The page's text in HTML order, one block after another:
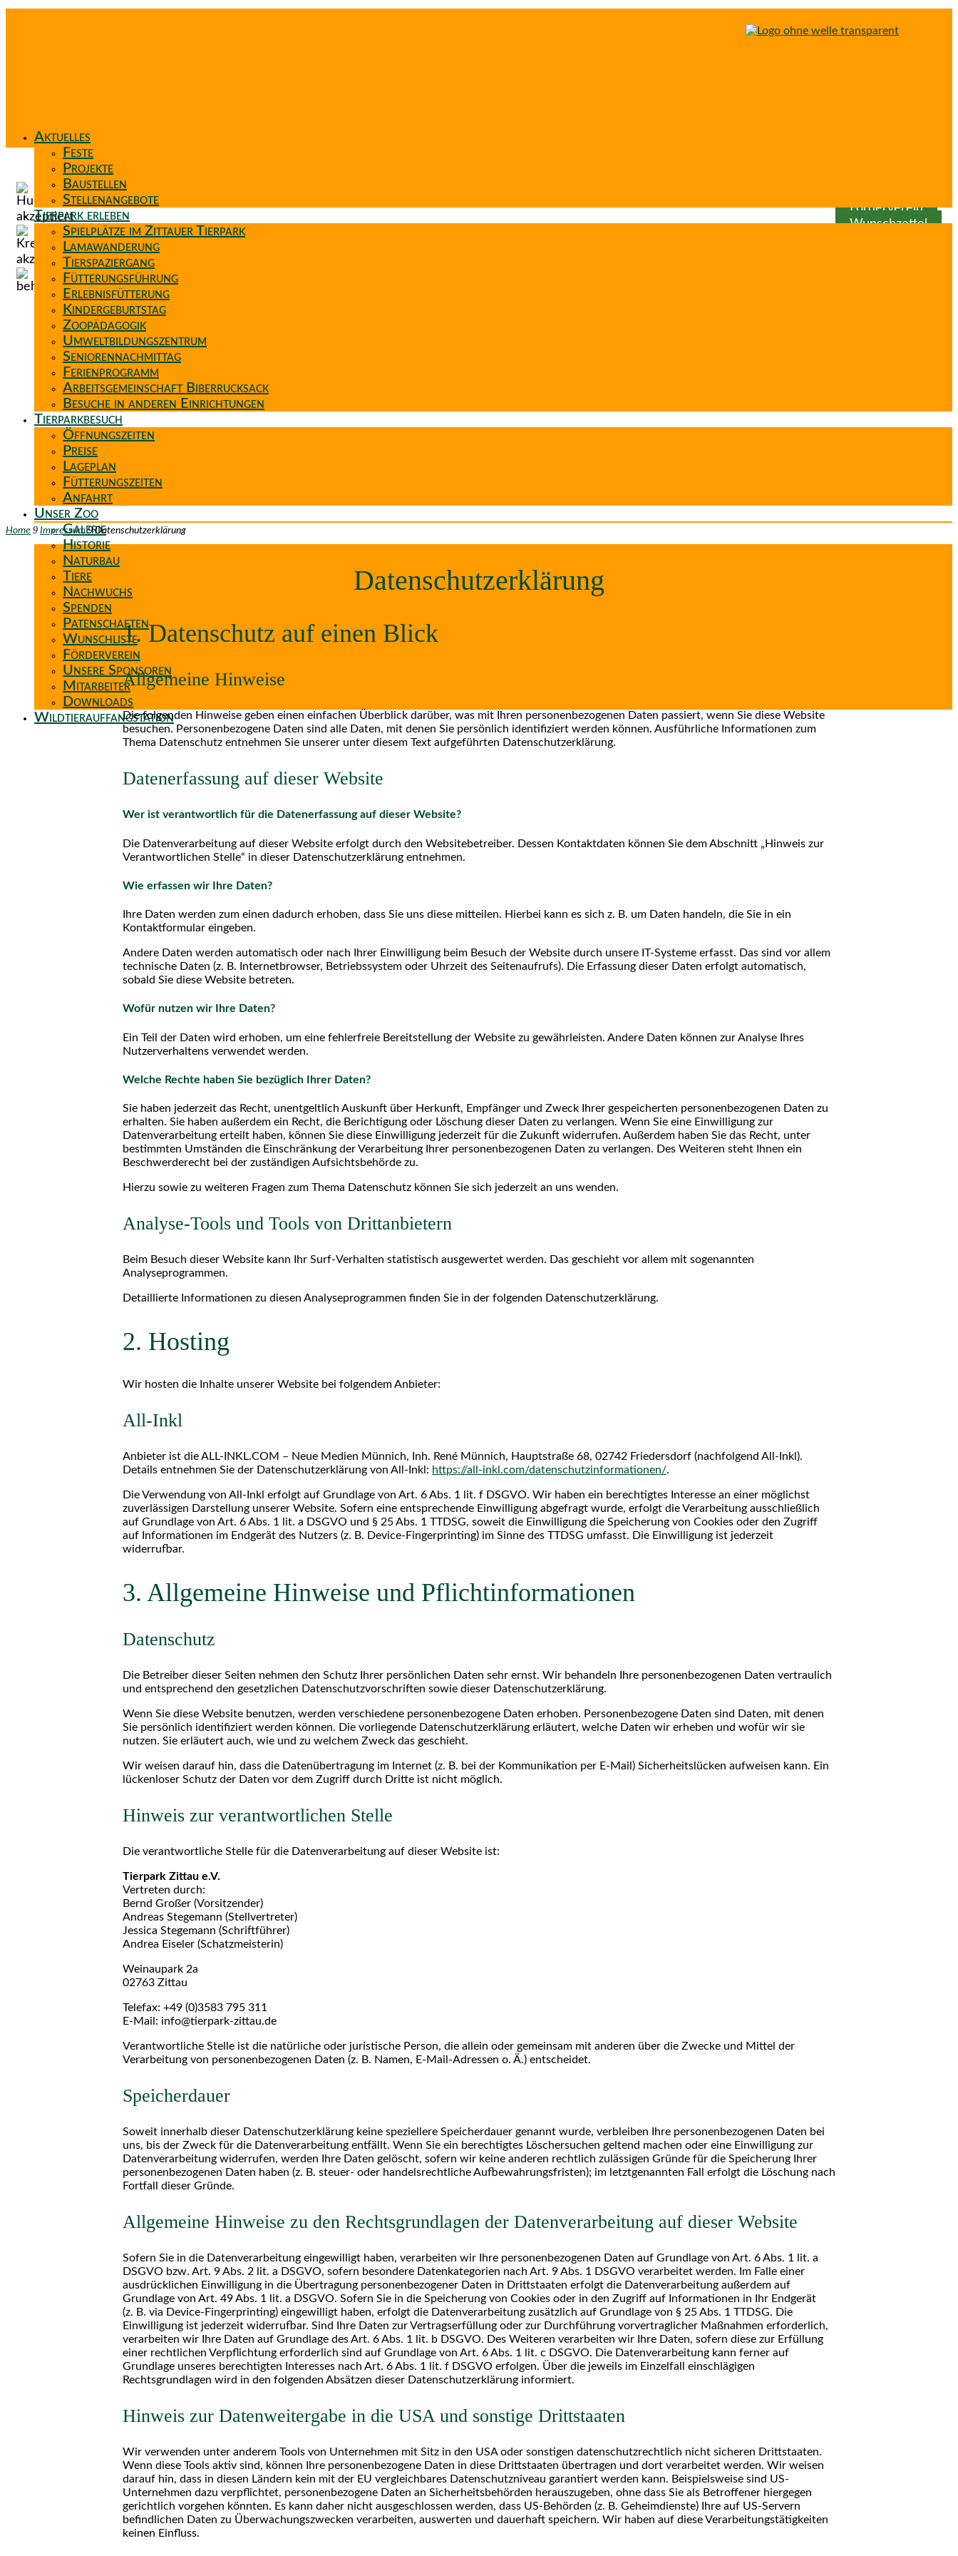
Aktuelles
Feste
Projekte
Baustellen
Stellenangebote
Tierpark erleben
Spielplätze im Zittauer Tierpark
Lamawanderung
Tierspaziergang
Fütterungsführung
Erlebnisfütterung
Kindergeburtstag
Zoopädagogik
Umweltbildungszentrum
Seniorennachmittag
Ferienprogramm
Arbeitsgemeinschaft Biberrucksack
Besuche in anderen Einrichtungen
Tierparkbesuch
Öffnungszeiten
Preise
Lageplan
Fütterungszeiten
Anfahrt
Unser Zoo
Galerie
Historie
Naturbau
Tiere
Nachwuchs
Spenden
Patenschaften
Wunschliste
Förderverein
Unsere Sponsoren
Mitarbeiter
Downloads
Wildtierauffangstation
Förderverein
Wunschzettel
Home 9 Impressum 9 Datenschutzerklärung
Datenschutzerklärung
1. Datenschutz auf einen Blick
Allgemeine Hinweise
Die folgenden Hinweise geben einen einfachen Überblick darüber, was mit Ihren personenbezogenen Daten passiert, wenn Sie diese Website
besuchen. Personenbezogene Daten sind alle Daten, mit denen Sie persönlich identifiziert werden können. Ausführliche Informationen zum
Thema Datenschutz entnehmen Sie unserer unter diesem Text aufgeführten Datenschutzerklärung.
Datenerfassung auf dieser Website
Wer ist verantwortlich für die Datenerfassung auf dieser Website?
Die Datenverarbeitung auf dieser Website erfolgt durch den Websitebetreiber. Dessen Kontaktdaten können Sie dem Abschnitt „Hinweis zur
Verantwortlichen Stelle“ in dieser Datenschutzerklärung entnehmen.
Wie erfassen wir Ihre Daten?
Ihre Daten werden zum einen dadurch erhoben, dass Sie uns diese mitteilen. Hierbei kann es sich z. B. um Daten handeln, die Sie in ein
Kontaktformular eingeben.
Andere Daten werden automatisch oder nach Ihrer Einwilligung beim Besuch der Website durch unsere IT-Systeme erfasst. Das sind vor allem
technische Daten (z. B. Internetbrowser, Betriebssystem oder Uhrzeit des Seitenaufrufs). Die Erfassung dieser Daten erfolgt automatisch,
sobald Sie diese Website betreten.
Wofür nutzen wir Ihre Daten?
Ein Teil der Daten wird erhoben, um eine fehlerfreie Bereitstellung der Website zu gewährleisten. Andere Daten können zur Analyse Ihres
Nutzerverhaltens verwendet werden.
Welche Rechte haben Sie bezüglich Ihrer Daten?
Sie haben jederzeit das Recht, unentgeltlich Auskunft über Herkunft, Empfänger und Zweck Ihrer gespeicherten personenbezogenen Daten zu
erhalten. Sie haben außerdem ein Recht, die Berichtigung oder Löschung dieser Daten zu verlangen. Wenn Sie eine Einwilligung zur
Datenverarbeitung erteilt haben, können Sie diese Einwilligung jederzeit für die Zukunft widerrufen. Außerdem haben Sie das Recht, unter
bestimmten Umständen die Einschränkung der Verarbeitung Ihrer personenbezogenen Daten zu verlangen. Des Weiteren steht Ihnen ein
Beschwerderecht bei der zuständigen Aufsichtsbehörde zu.
Hierzu sowie zu weiteren Fragen zum Thema Datenschutz können Sie sich jederzeit an uns wenden.
Analyse-Tools und Tools von Dritt­anbietern
Beim Besuch dieser Website kann Ihr Surf-Verhalten statistisch ausgewertet werden. Das geschieht vor allem mit sogenannten
Analyseprogrammen.
Detaillierte Informationen zu diesen Analyseprogrammen finden Sie in der folgenden Datenschutzerklärung.
2. Hosting
Wir hosten die Inhalte unserer Website bei folgendem Anbieter:
All-Inkl
Anbieter ist die ALL-INKL.COM – Neue Medien Münnich, Inh. René Münnich, Hauptstraße 68, 02742 Friedersdorf (nachfolgend All-Inkl).
Details entnehmen Sie der Datenschutzerklärung von All-Inkl: https://all-inkl.com/datenschutzinformationen/.
Die Verwendung von All-Inkl erfolgt auf Grundlage von Art. 6 Abs. 1 lit. f DSGVO. Wir haben ein berechtigtes Interesse an einer möglichst
zuverlässigen Darstellung unserer Website. Sofern eine entsprechende Einwilligung abgefragt wurde, erfolgt die Verarbeitung ausschließlich
auf Grundlage von Art. 6 Abs. 1 lit. a DSGVO und § 25 Abs. 1 TTDSG, soweit die Einwilligung die Speicherung von Cookies oder den Zugriff
auf Informationen im Endgerät des Nutzers (z. B. Device-Fingerprinting) im Sinne des TTDSG umfasst. Die Einwilligung ist jederzeit
widerrufbar.
3. Allgemeine Hinweise und Pflicht­informationen
Datenschutz
Die Betreiber dieser Seiten nehmen den Schutz Ihrer persönlichen Daten sehr ernst. Wir behandeln Ihre personenbezogenen Daten vertraulich
und entsprechend den gesetzlichen Datenschutzvorschriften sowie dieser Datenschutzerklärung.
Wenn Sie diese Website benutzen, werden verschiedene personenbezogene Daten erhoben. Personenbezogene Daten sind Daten, mit denen
Sie persönlich identifiziert werden können. Die vorliegende Datenschutzerklärung erläutert, welche Daten wir erheben und wofür wir sie
nutzen. Sie erläutert auch, wie und zu welchem Zweck das geschieht.
Wir weisen darauf hin, dass die Datenübertragung im Internet (z. B. bei der Kommunikation per E-Mail) Sicherheitslücken aufweisen kann. Ein
lückenloser Schutz der Daten vor dem Zugriff durch Dritte ist nicht möglich.
Hinweis zur verantwortlichen Stelle
Die verantwortliche Stelle für die Datenverarbeitung auf dieser Website ist:
Tierpark Zittau e.V.
Vertreten durch:
Bernd Großer (Vorsitzender)
Andreas Stegemann (Stellvertreter)
Jessica Stegemann (Schriftführer)
Andrea Eiseler (Schatzmeisterin)
Weinaupark 2a
02763 Zittau
Telefax: +49 (0)3583 795 311
E-Mail: info@tierpark-zittau.de
Verantwortliche Stelle ist die natürliche oder juristische Person, die allein oder gemeinsam mit anderen über die Zwecke und Mittel der
Verarbeitung von personenbezogenen Daten (z. B. Namen, E-Mail-Adressen o. Ä.) entscheidet.
Speicherdauer
Soweit innerhalb dieser Datenschutzerklärung keine speziellere Speicherdauer genannt wurde, verbleiben Ihre personenbezogenen Daten bei
uns, bis der Zweck für die Datenverarbeitung entfällt. Wenn Sie ein berechtigtes Löschersuchen geltend machen oder eine Einwilligung zur
Datenverarbeitung widerrufen, werden Ihre Daten gelöscht, sofern wir keine anderen rechtlich zulässigen Gründe für die Speicherung Ihrer
personenbezogenen Daten haben (z. B. steuer- oder handelsrechtliche Aufbewahrungsfristen); im letztgenannten Fall erfolgt die Löschung nach
Fortfall dieser Gründe.
Allgemeine Hinweise zu den Rechtsgrundlagen der Datenverarbeitung auf dieser Website
Sofern Sie in die Datenverarbeitung eingewilligt haben, verarbeiten wir Ihre personenbezogenen Daten auf Grundlage von Art. 6 Abs. 1 lit. a
DSGVO bzw. Art. 9 Abs. 2 lit. a DSGVO, sofern besondere Datenkategorien nach Art. 9 Abs. 1 DSGVO verarbeitet werden. Im Falle einer
ausdrücklichen Einwilligung in die Übertragung personenbezogener Daten in Drittstaaten erfolgt die Datenverarbeitung außerdem auf
Grundlage von Art. 49 Abs. 1 lit. a DSGVO. Sofern Sie in die Speicherung von Cookies oder in den Zugriff auf Informationen in Ihr Endgerät
(z. B. via Device-Fingerprinting) eingewilligt haben, erfolgt die Datenverarbeitung zusätzlich auf Grundlage von § 25 Abs. 1 TTDSG. Die
Einwilligung ist jederzeit widerrufbar. Sind Ihre Daten zur Vertragserfüllung oder zur Durchführung vorvertraglicher Maßnahmen erforderlich,
verarbeiten wir Ihre Daten auf Grundlage des Art. 6 Abs. 1 lit. b DSGVO. Des Weiteren verarbeiten wir Ihre Daten, sofern diese zur Erfüllung
einer rechtlichen Verpflichtung erforderlich sind auf Grundlage von Art. 6 Abs. 1 lit. c DSGVO. Die Datenverarbeitung kann ferner auf
Grundlage unseres berechtigten Interesses nach Art. 6 Abs. 1 lit. f DSGVO erfolgen. Über die jeweils im Einzelfall einschlägigen
Rechtsgrundlagen wird in den folgenden Absätzen dieser Datenschutzerklärung informiert.
Hinweis zur Datenweitergabe in die USA und sonstige Drittstaaten
Wir verwenden unter anderem Tools von Unternehmen mit Sitz in den USA oder sonstigen datenschutzrechtlich nicht sicheren Drittstaaten.
Wenn diese Tools aktiv sind, können Ihre personenbezogene Daten in diese Drittstaaten übertragen und dort verarbeitet werden. Wir weisen
darauf hin, dass in diesen Ländern kein mit der EU vergleichbares Datenschutzniveau garantiert werden kann. Beispielsweise sind US-
Unternehmen dazu verpflichtet, personenbezogene Daten an Sicherheitsbehörden herauszugeben, ohne dass Sie als Betroffener hiergegen
gerichtlich vorgehen könnten. Es kann daher nicht ausgeschlossen werden, dass US-Behörden (z. B. Geheimdienste) Ihre auf US-Servern
befindlichen Daten zu Überwachungszwecken verarbeiten, auswerten und dauerhaft speichern. Wir haben auf diese Verarbeitungstätigkeiten
keinen Einfluss.